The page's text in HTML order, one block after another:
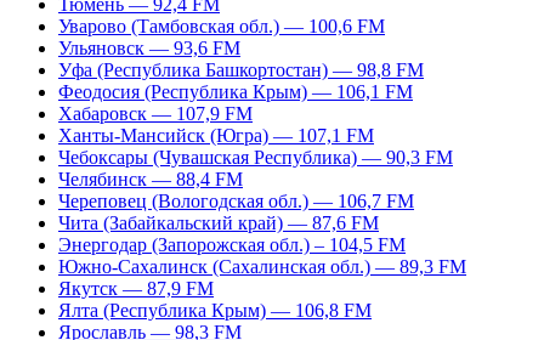
Тюмень — 92,4 FM
Уварово (Тамбовская обл.) — 100,6 FM
Ульяновск — 93,6 FM
Уфа (Республика Башкортостан) — 98,8 FM
Феодосия (Республика Крым) — 106,1 FM
Хабаровск — 107,9 FM
Ханты-Мансийск (Югра) — 107,1 FM
Чебоксары (Чувашская Республика) — 90,3 FM
Челябинск — 88,4 FM
Череповец (Вологодская обл.) — 106,7 FM
Чита (Забайкальский край) — 87,6 FM
Энергодар (Запорожская обл.) – 104,5 FM
Южно-Сахалинск (Сахалинская обл.) — 89,3 FM
Якутск — 87,9 FM
Ялта (Республика Крым) — 106,8 FM
Ярославль — 98,3 FM